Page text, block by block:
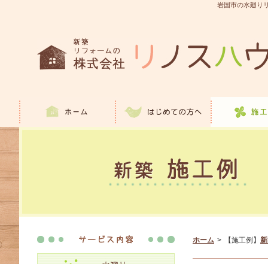
岩国市の水廻り
ホーム > 【施工例】